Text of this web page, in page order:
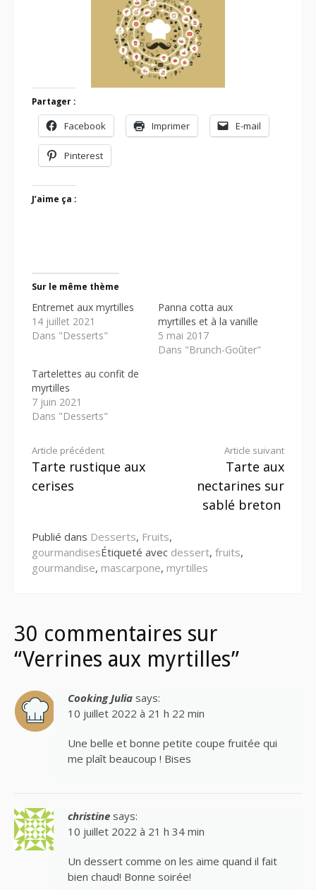
Partager :
Facebook Imprimer E-mail
Pinterest
J’aime ça :
Sur le même thème
Entremet aux myrtilles
14 juillet 2021
Dans "Desserts"
Panna cotta aux
myrtilles et à la vanille
5 mai 2017
Dans "Brunch-Goûter"
Tartelettes au confit de
myrtilles
7 juin 2021
Dans "Desserts"
Lire
la
Article précédent
Tarte rustique aux
cerises
Article suivant
Tarte aux
nectarines sur
sablé breton
Publié dans Desserts, Fruits,
gourmandisesÉtiqueté avec dessert, fruits,
gourmandise, mascarpone, myrtilles
30 commentaires sur
“Verrines aux myrtilles”
Cooking Julia says:
10 juillet 2022 à 21 h 22 min
Une belle et bonne petite coupe fruitée qui
me plaît beaucoup ! Bises
christine says:
10 juillet 2022 à 21 h 34 min
Un dessert comme on les aime quand il fait
bien chaud! Bonne soirée!